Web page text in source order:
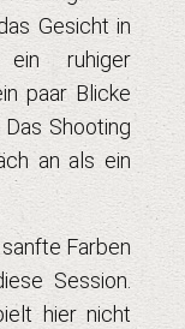
Gesicht in
ein ruhiger
paar Blicke
Shooting
an als ein
Farben
Session.
hier nicht